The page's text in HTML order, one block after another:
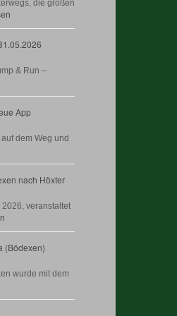
die großen
& Run –
App
dem Weg und
nach Höxter
veranstaltet
(Bödexen)
wurde mit dem